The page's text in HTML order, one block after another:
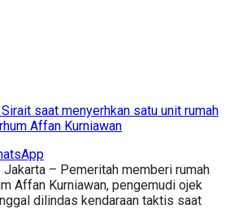
saat menyerhkan satu unit rumah
Affan Kurniawan
Jakarta – Pemeritah memberi rumah
Affan Kurniawan, pengemudi ojek
dilindas kendaraan taktis saat